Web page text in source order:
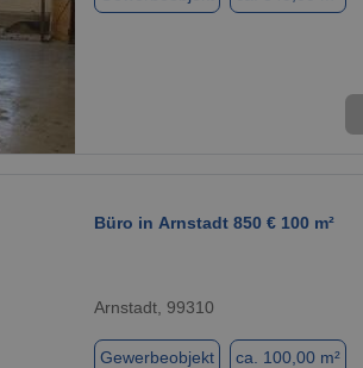
Büro in Arnstadt 850 € 100 m²
Arnstadt, 99310
Gewerbeobjekt ca. 100,00 m²